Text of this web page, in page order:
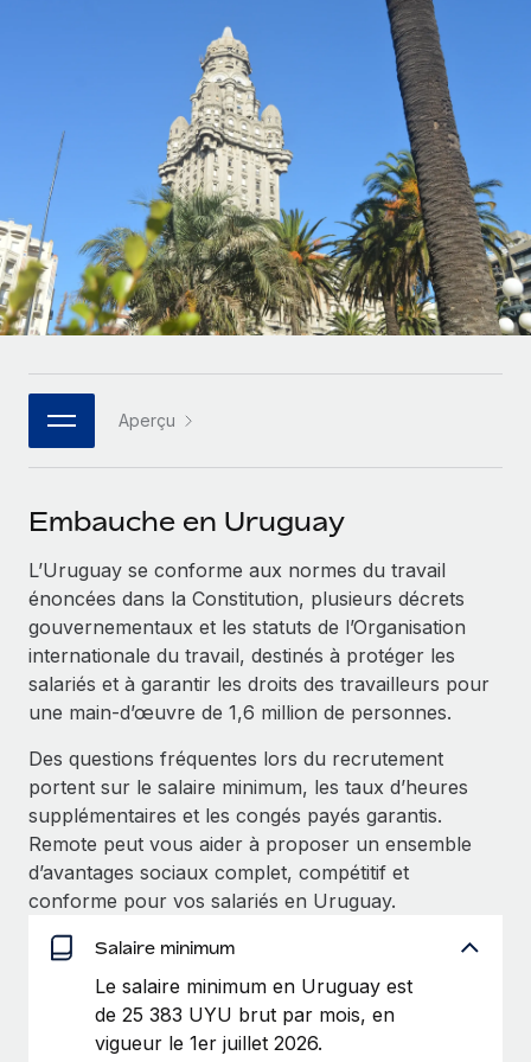
Intégrez et gérez vos freelances partout dans le monde
Sous-traitez les opérations complexes liées à l’emploi
INFRASTRUCTURE
Intégration Remote
Intégrez vos RH aux flux de travail en toute simplicité
Plateforme
Des fonctions RH clés intégrées pour votre équipe
Connectez n'importe quel outil d’IA à Remote grâce à
notre MCP
Rationalisez vos processus avec des outils essentiels
SERVICES
Demandez aux experts
Recevez des conseils d’experts sur les RH à
l’international et la conformité
Contrôles d’antécédents
Simplifiez vos processus de présélection des
candidats
Remote Watchtower
Gardez un temps d’avance sur les risques en
matière de conformité
Gestion des appareils
Achetez et suivez vos équipements informatiques
dans le monde entier
Examinez notre service par rapport aux autres
Start-ups
Des solutions agiles et internationales pour les RH et la
paie des entreprises en pleine croissance
Entreprises intermédiaires
Développez vos équipes avec des solutions RH sur
mesure
Entreprise
Les RH à l’international pour les grandes entreprises
Partenaires stratégiques de la tech
Devenir partenaire
Explorez avec nous vos opportunités de partenariat
Remote Build
Bientôt disponible
Conseil en intégrations et automatisations assistées par
ÉTUDES DE CAS
Comment Weaviate, l'as de l'IA, a développé
ses effectifs de 120 % avec Remote
source et AI-first. Sa mission est...
En savoir plus
Calculateur de paiement des freelances
Découvrez les devises disponibles et les vitesses de
paiement pour vos freelances internationaux
APPRENDRE AVEC REMOTE
Recherche et guides
Études de cas
Checklists et modèles
Descriptions de postes
Salle de presse
Données sur les salaires et les talents
Centre de ressources
Voir toutes les ressources
Paie multipays
EOR et PEO
Gestion des freelances
Taxes
Deutsch
Español
Italiano
Português (Portugal)
日本語
한국어
Connexion
Aperçu
Embauche en Uruguay
L’Uruguay se conforme aux normes du travail
énoncées dans la Constitution, plusieurs décrets
gouvernementaux et les statuts de l’Organisation
internationale du travail, destinés à protéger les
salariés et à garantir les droits des travailleurs pour
une main-d’œuvre de 1,6 million de personnes.
Des questions fréquentes lors du recrutement
portent sur le salaire minimum, les taux d’heures
supplémentaires et les congés payés garantis.
Remote peut vous aider à proposer un ensemble
d’avantages sociaux complet, compétitif et
conforme pour vos salariés en Uruguay.
Salaire minimum
Le salaire minimum en Uruguay est
de 25 383 UYU brut par mois, en
vigueur le 1er juillet 2026.